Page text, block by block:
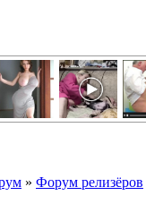
» Форум релизёров